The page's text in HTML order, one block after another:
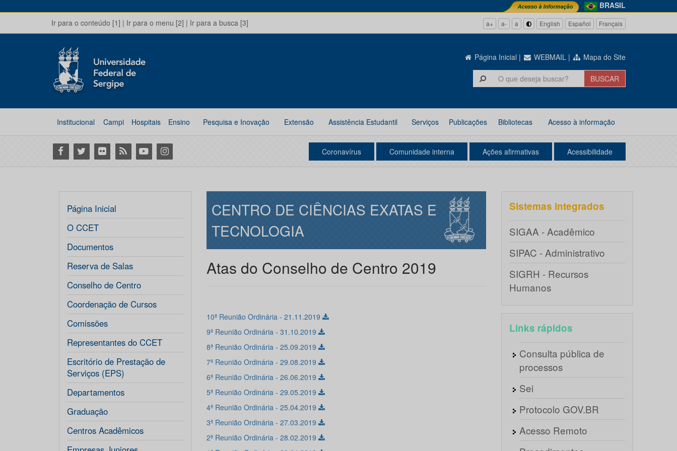
BRASIL
Ir para o conteúdo [1] | Ir para o menu [2] | Ir para a busca [3] a+ a- a English Español Français
Página Inicial | WEBMAIL | Mapa do Site
Institucional Campi Hospitais Ensino Pesquisa e Inovação Extensão Assistência Estudantil Serviços Publicações Bibliotecas Acesso à informação
Facebook
Twitter Flickr RSS YoutubeInstagram Coronavírus Comunidade interna Ações afirmativas Acessibilidade
Página Inicial
O CCET
Documentos
Reserva de Salas
Conselho de Centro
Coordenação de Cursos
Comissões
Representantes do CCET
Escritório de Prestação de
Serviços (EPS)
Departamentos
Graduação
Centros Acadêmicos
CENTRO DE CIÊNCIAS EXATAS E
TECNOLOGIA
Atas do Conselho de Centro 2019
10ª Reunião Ordinária - 21.11.2019
9ª Reunião Ordinária - 31.10.2019
8ª Reunião Ordinária - 25.09.2019
7ª Reunião Ordinária - 29.08.2019
6ª Reunião Ordinária - 26.06.2019
5ª Reunião Ordinária - 29.05.2019
4ª Reunião Ordinária - 25.04.2019
3ª Reunião Ordinária - 27.03.2019
2ª Reunião Ordinária - 28.02.2019
Sistemas integrados
SIGAA - Acadêmico
SIPAC - Administrativo
SIGRH - Recursos
Humanos
Links rápidos
Consulta pública de
processos
Sei
Protocolo GOV.BR
Acesso Remoto